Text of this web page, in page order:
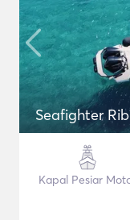
Seafighter
Kapal Pesiar